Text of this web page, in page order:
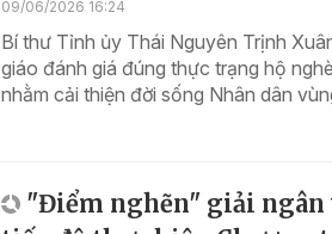
09/06/2026 16:24
Bí thư Tỉnh ủy Thái Nguyên Trịnh
giáo đánh giá đúng thực trạng hộ
nhằm cải thiện đời sống Nhân dân
"Điểm nghẽn" giải ngân